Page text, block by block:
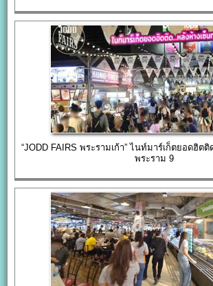
“JODD FAIRS พระรามเก้า” ไนท์มาร์เก็ตยอดฮิต
พระราม 9